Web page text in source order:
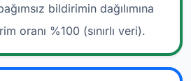
bildirimin dağılımına
oranı %100 (sınırlı veri).